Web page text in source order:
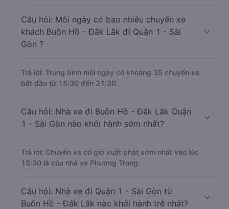
Câu hỏi: Mỗi ngày có bao nhiêu chuyến xe
khách Buôn Hồ - Đắk Lắk đi Quận 1 - Sài
Gòn ?
Trả lời: Trung bình mỗi ngày có khoảng 35 chuyến xe
bắt đầu từ 15:30 đến 21:30.
Câu hỏi: Nhà xe đi Buôn Hồ - Đắk Lắk Quận
1 - Sài Gòn nào khởi hành sớm nhất?
Trả lời: Chuyến xe có giờ xuất phát sớm nhất vào lúc
15:30 là của nhà xe Phương Trang.
Câu hỏi: Nhà xe đi Quận 1 - Sài Gòn từ
Buôn Hồ - Đắk Lắk nào khởi hành trễ nhất?